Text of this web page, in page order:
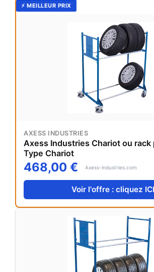
⚡ MEILLEUR PRIX
AXESS INDUSTRIES
Axess Industries Chariot ou rack
Type Chariot
468,00 € Axess-industries.com
Voir l'offre : cliquez ICI